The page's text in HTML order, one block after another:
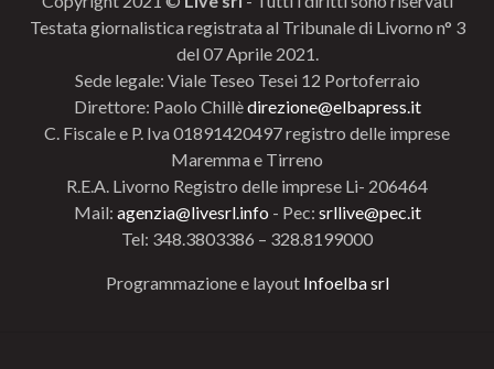
Testata giornalistica registrata al Tribunale di Livorno n° 3
del 07 Aprile 2021.
Sede legale: Viale Teseo Tesei 12 Portoferraio
Direttore: Paolo Chillèdirezione@elbapress.it
C. Fiscale e P. Iva 01891420497 registro delle imprese
Maremma e Tirreno
R.E.A. Livorno Registro delle imprese Li- 206464
Mail: agenzia@livesrl.info - Pec: srllive@pec.it
Tel: 348.3803386 – 328.8199000
Programmazione e layout Infoelba srl